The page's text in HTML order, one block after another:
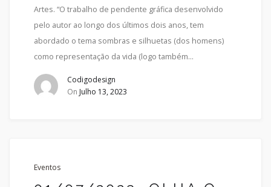
Artes. “O trabalho de pendente gráfica desenvolvido
pelo autor ao longo dos últimos dois anos, tem
abordado o tema sombras e silhuetas (dos homens)
como representação da vida (logo também…
Codigodesign
On Julho 13, 2023
Eventos